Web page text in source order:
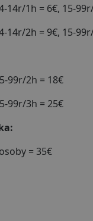
14r/1h = 6€, 15-
14r/2h = 9€, 15-
99r/2h = 18€
99r/3h = 25€
= 35€